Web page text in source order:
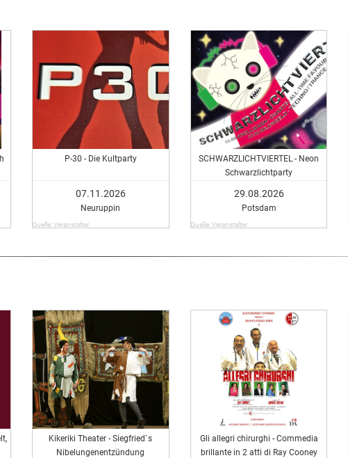
P-30 - Die Kultparty
07.11.2026
Neuruppin
Quelle: Veranstalter
SCHWARZLICHTVIERTEL - Neon
Schwarzlichtparty
29.08.2026
Potsdam
Quelle: Veranstalter
Kikeriki Theater - Siegfried`s
Nibelungenentzündung
Gli allegri chirurghi - Commedia
brillante in 2 atti di Ray Cooney